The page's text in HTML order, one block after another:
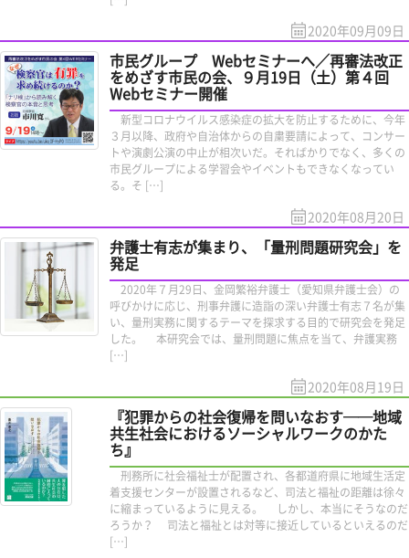
2020年09月09日
市民グループ Webセミナーへ／再審法改正
をめざす市民の会、９月19日（土）第４回
Webセミナー開催
新型コロナウイルス感染症の拡大を防止するために、今年
３月以降、政府や自治体からの自粛要請によって、コンサー
トや演劇公演の中止が相次いだ。そればかりでなく、多くの
市民グループによる学習会やイベントもできなくなってい
る。そ […]
2020年08月20日
弁護士有志が集まり、「量刑問題研究会」を
発足
2020年７月29日、金岡繁裕弁護士（愛知県弁護士会）の
呼びかけに応じ、刑事弁護に造詣の深い弁護士有志７名が集
い、量刑実務に関するテーマを探求する目的で研究会を発足
した。 本研究会では、量刑問題に焦点を当て、弁護実務
[…]
2020年08月19日
『犯罪からの社会復帰を問いなおす──地域
共生社会におけるソーシャルワークのかた
ち』
刑務所に社会福祉士が配置され、各都道府県に地域生活定
着支援センターが設置されるなど、司法と福祉の距離は徐々
に縮まっているように見える。 しかし、本当にそうなのだ
ろうか？ 司法と福祉とは対等に接近しているといえるのだ
[…]